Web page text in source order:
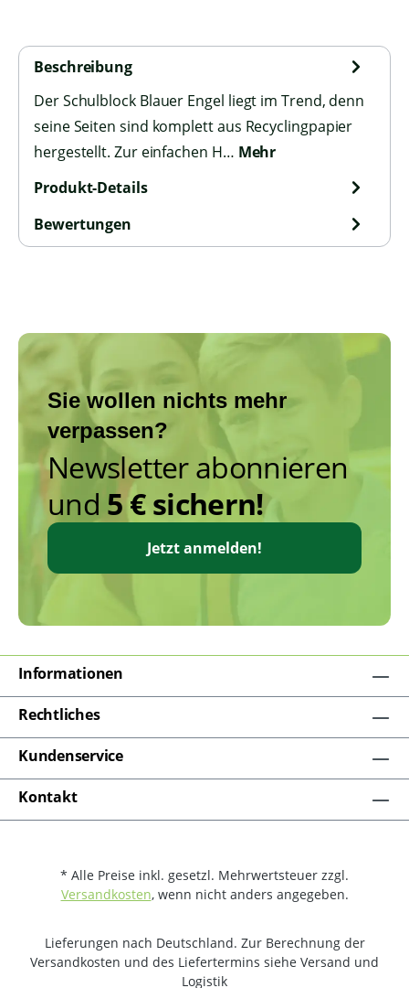
Beschreibung
Der Schulblock Blauer Engel liegt im Trend, denn
seine Seiten sind komplett aus Recyclingpapier
hergestellt. Zur einfachen H… Mehr
Produkt-Details
Bewertungen
Sie wollen nichts mehr
verpassen?
Newsletter abonnieren
und 5 € sichern!
Jetzt anmelden!
Informationen
Rechtliches
Kundenservice
Kontakt
* Alle Preise inkl. gesetzl. Mehrwertsteuer zzgl.
Versandkosten, wenn nicht anders angegeben.
Lieferungen nach Deutschland. Zur Berechnung der
Versandkosten und des Liefertermins siehe Versand und
Logistik